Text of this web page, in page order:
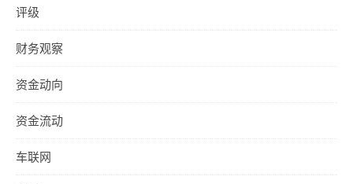
评级
财务观察
资金动向
资金流动
车联网